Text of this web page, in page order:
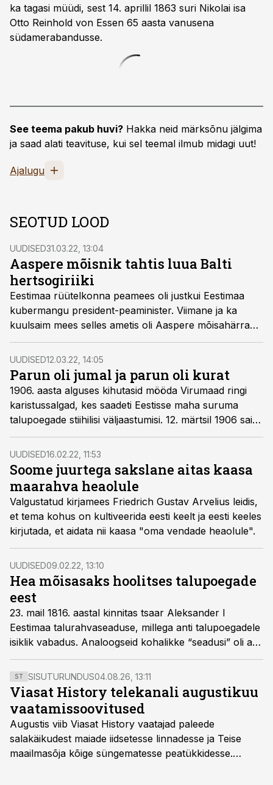
ka tagasi müüdi, sest 14. aprillil 1863 suri Nikolai isa
Otto Reinhold von Essen 65 aasta vanusena
südamerabandusse.
See teema pakub huvi? Hakka neid märksõnu jälgima
ja saad alati teavituse, kui sel teemal ilmub midagi uut!
Ajalugu
SEOTUD LOOD
UUDISED31.03.22, 13:04
Aaspere mõisnik tahtis luua Balti
hertsogiriiki
Eestimaa rüütelkonna peamees oli justkui Eestimaa
kubermangu president-peaminister. Viimane ja ka
kuulsaim mees selles ametis oli Aaspere mõisahärra
Eduard von Dellingshausen.
UUDISED12.03.22, 14:05
Parun oli jumal ja parun oli kurat
1906. aasta alguses kihutasid mööda Virumaad ringi
karistussalgad, kes saadeti Eestisse maha suruma
talupoegade stiihilisi väljaastumisi. 12. märtsil 1906 said
virulased viimaks karistussalkadest lahti.
UUDISED16.02.22, 11:53
Soome juurtega sakslane aitas kaasa
maarahva heaolule
Valgustatud kirjamees Friedrich Gustav Arvelius leidis,
et tema kohus on kultiveerida eesti keelt ja eesti keeles
kirjutada, et aidata nii kaasa "oma vendade heaolule".
UUDISED09.02.22, 13:10
Hea mõisasaks hoolitses talupoegade
eest
23. mail 1816. aastal kinnitas tsaar Aleksander I
Eestimaa talurahvaseaduse, millega anti talupoegadele
isiklik vabadus. Analoogseid kohalikke “seadusi” oli aga
osa Eestimaa mõisnikke juba eelnevalt oma mõisates
kehtestanud. Tuntuimad sellistest nn eraõigustest on
Vigala ja Halliku eraõigused. Kõige radikaalsem ja
kaugemaleminevam on aga Kandle mõisniku Peter
Frommhold von Löwis of Menari 1801. aastal
koostatud Kandle eraõigus.
ST SISUTURUNDUS04.08.26, 13:11
Viasat History telekanali augustikuu
vaatamissoovitused
Augustis viib Viasat History vaatajad paleede
salakäikudest maiade iidsetesse linnadesse ja Teise
maailmasõja kõige süngematesse peatükkidesse.